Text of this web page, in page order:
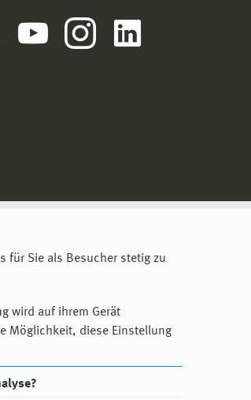
für Sie als Besucher stetig zu
wird auf ihrem Gerät
Möglichkeit, diese Einstellung